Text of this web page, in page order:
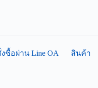
งซื้อผ่าน Line OA สินค้า